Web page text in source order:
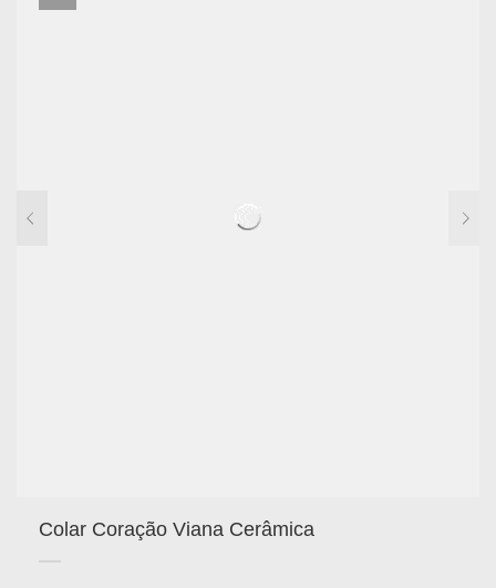
Colar Coração Viana Cerâmica